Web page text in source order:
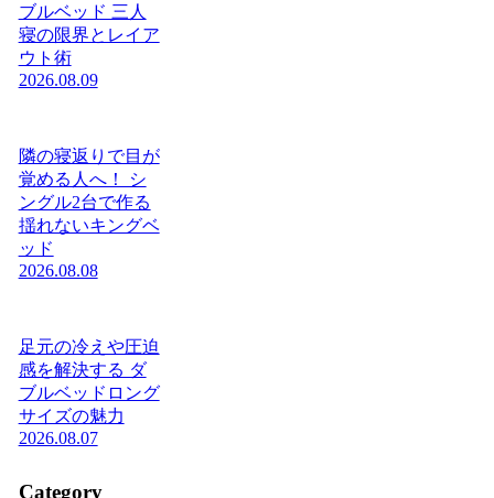
ブルベッド 三人
寝の限界とレイア
ウト術
2026.08.09
隣の寝返りで目が
覚める人へ！ シ
ングル2台で作る
揺れないキングベ
ッド
2026.08.08
足元の冷えや圧迫
感を解決する ダ
ブルベッドロング
サイズの魅力
2026.08.07
Category